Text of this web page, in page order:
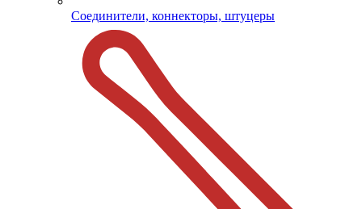
Соединители, коннекторы, штуцеры